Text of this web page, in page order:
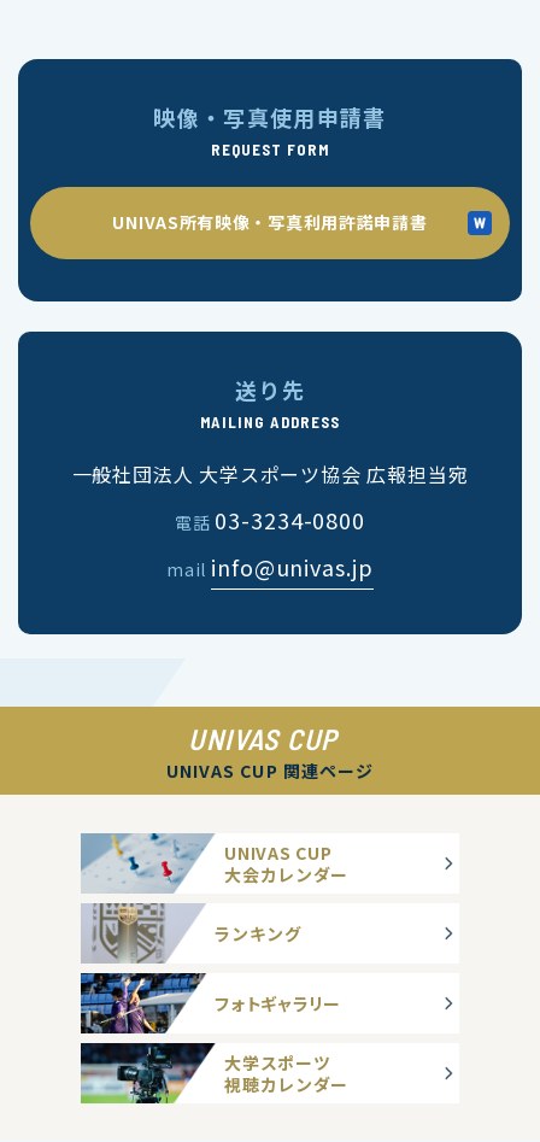
映像・写真使用申請書
REQUEST FORM
UNIVAS所有映像・写真利用許諾申請書
送り先
MAILING ADDRESS
一般社団法人 大学スポーツ協会 広報担当宛
電話 03-3234-0800
mail info@univas.jp
UNIVAS CUP
UNIVAS CUP 関連ページ
UNIVAS CUP
大会カレンダー
ランキング
フォトギャラリー
大学スポーツ
視聴カレンダー